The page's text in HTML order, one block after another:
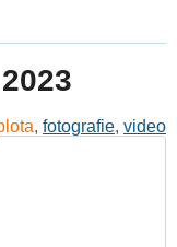
, fotografie, video